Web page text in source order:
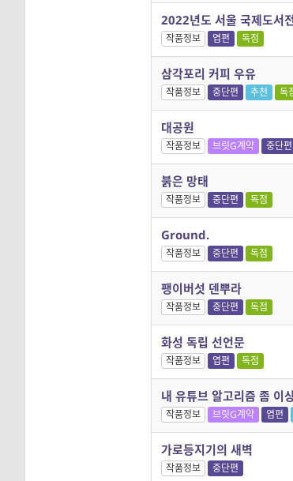
2022년도 서울 국제도서
작품정보 엽편 독점
삼각포리 커피 우유
작품정보 중단편 추천 독
대공원
작품정보 브릿G계약 중단편
붉은 망태
작품정보 중단편 독점
Ground.
작품정보 중단편 독점
팽이버섯 덴뿌라
작품정보 중단편 독점
화성 독립 선언문
작품정보 엽편 독점
내 유튜브 알고리즘 좀 이
작품정보 브릿G계약 엽편
가로등지기의 새벽
작품정보 중단편